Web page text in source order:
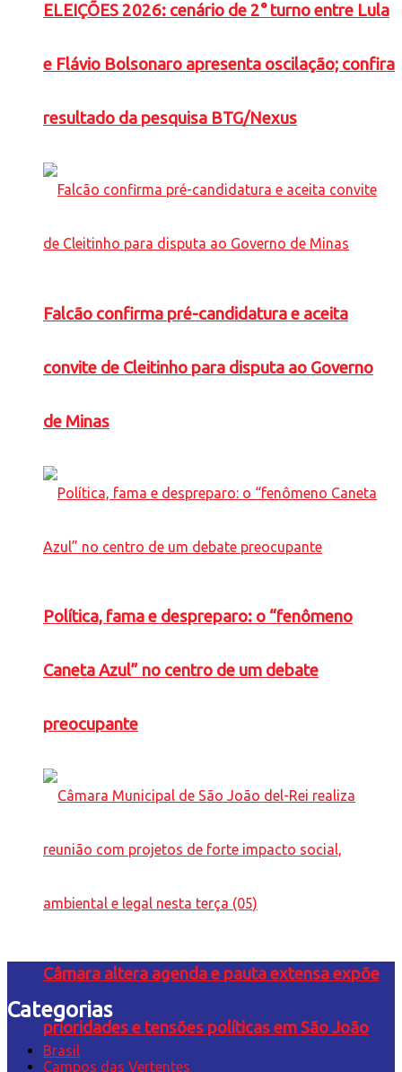
ELEIÇÕES 2026: cenário de 2° turno entre Lula
e Flávio Bolsonaro apresenta oscilação; confira
resultado da pesquisa BTG/Nexus
Falcão confirma pré-candidatura e aceita
convite de Cleitinho para disputa ao Governo
de Minas
Política, fama e despreparo: o “fenômeno
Caneta Azul” no centro de um debate
preocupante
Câmara altera agenda e pauta extensa expõe
prioridades e tensões políticas em São João
Categorias
Brasil
Campos das Vertentes